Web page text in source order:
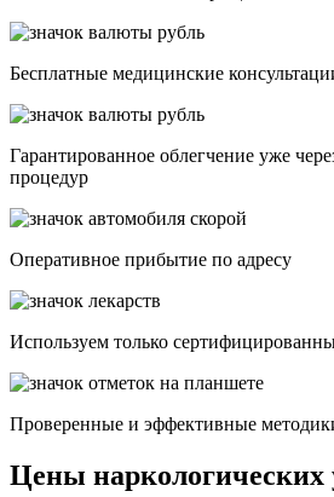
Бесплатные медицинские
Гарантированное облегчение уже
процедур
Опеpативное прибытие по адресу
Используем только
Проверенные и эффективные
Цены наркологических